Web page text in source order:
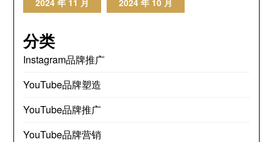
2024 年 11 月 2024 年 10 月
分类
Instagram品牌推广
YouTube品牌塑造
YouTube品牌推广
YouTube品牌营销